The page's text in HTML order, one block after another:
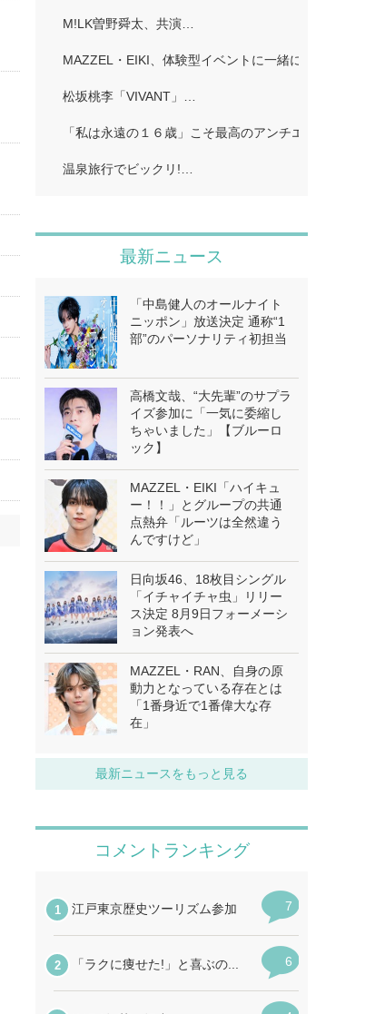
M!LK曽野舜太、共演…
MAZZEL・EIKI、体験型イベントに一緒に行きたい人
松坂桃李「VIVANT」…
「私は永遠の１６歳」こそ最高のアンチエイジング!…
温泉旅行でビックリ!…
最新ニュース
「中島健人のオールナイト
ニッポン」放送決定 通称“1
部”のパーソナリティ初担当
高橋文哉、“大先輩”のサプラ
イズ参加に「一気に委縮し
ちゃいました」【ブルーロ
ック】
MAZZEL・EIKI「ハイキュ
ー！！」とグループの共通
点熱弁「ルーツは全然違う
んですけど」
日向坂46、18枚目シングル
「イチャイチャ虫」リリー
ス決定 8月9日フォーメーシ
ョン発表へ
MAZZEL・RAN、自身の原
動力となっている存在とは
「1番身近で1番偉大な存
在」
最新ニュースをもっと見る